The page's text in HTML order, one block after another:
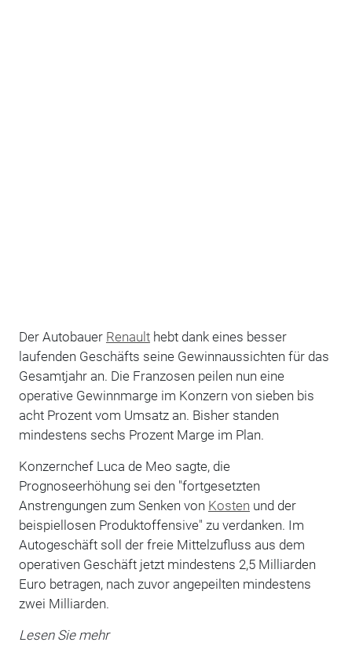
Der Autobauer Renaulthebt dank eines besser
laufenden Geschäfts seine Gewinnaussichten für das
Gesamtjahr an. Die Franzosen peilen nun eine
operative Gewinnmarge im Konzern von sieben bis
acht Prozent vom Umsatz an. Bisher standen
mindestens sechs Prozent Marge im Plan.
Konzernchef Luca de Meo sagte, die
Prognoseerhöhung sei den "fortgesetzten
Anstrengungen zum Senken von Kosten und der
beispiellosen Produktoffensive" zu verdanken. Im
Autogeschäft soll der freie Mittelzufluss aus dem
operativen Geschäft jetzt mindestens 2,5 Milliarden
Euro betragen, nach zuvor angepeilten mindestens
zwei Milliarden.
Lesen Sie mehr